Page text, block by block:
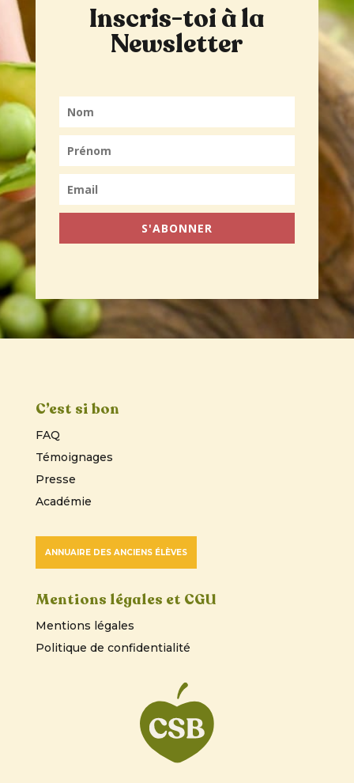
Inscris-toi à la
Newsletter
S'ABONNER
C’est si bon
FAQ
Témoignages
Presse
Académie
ANNUAIRE DES ANCIENS ÉLÈVES
Mentions légales et CGU
Mentions légales
Politique de confidentialité